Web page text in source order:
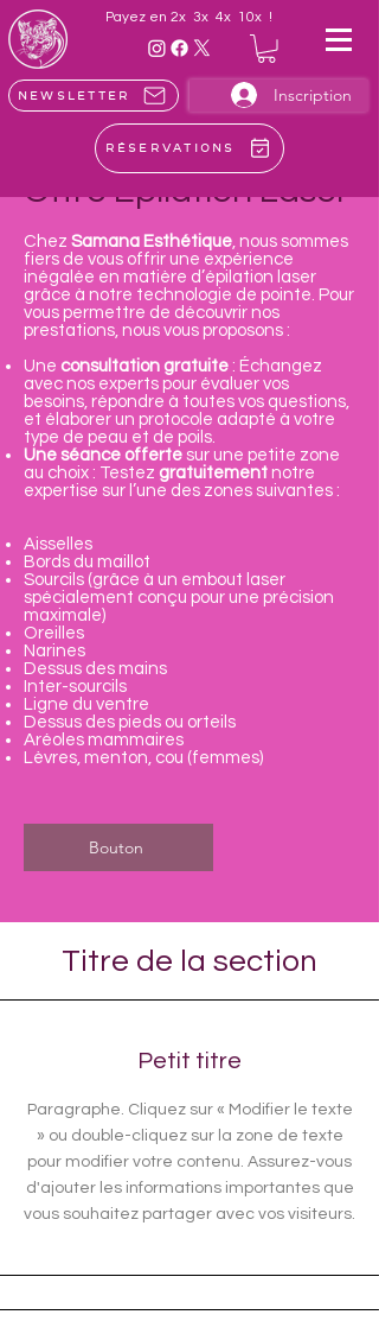
Payez en 2x 3x 4x 10x !
Newsletter Inscription
Réservations
Offre Épilation Laser
Chez Samana Esthétique , nous sommes
fiers de vous offrir une expérience
inégalée en matière d’épilation laser
grâce à notre technologie de pointe. Pour
vous permettre de découvrir nos
prestations, nous vous proposons :
Une consultation gratuite : Échangez
avec nos experts pour évaluer vos
besoins, répondre à toutes vos questions,
et élaborer un protocole adapté à votre
type de peau et de poils.
Une séance offerte sur une petite zone
au choix : Testez gratuitement notre
expertise sur l’une des zones suivantes :
Aisselles
Bords du maillot
Sourcils (grâce à un embout laser
spécialement conçu pour une précision
maximale)
Oreilles
Narines
Dessus des mains
Inter-sourcils
Ligne du ventre
Dessus des pieds ou orteils
Aréoles mammaires
Lèvres, menton, cou (femmes)
Bouton
Titre de la section
Petit titre
Paragraphe. Cliquez sur « Modifier le texte
» ou double-cliquez sur la zone de texte
pour modifier votre contenu. Assurez-vous
d'ajouter les informations importantes que
vous souhaitez partager avec vos visiteurs.